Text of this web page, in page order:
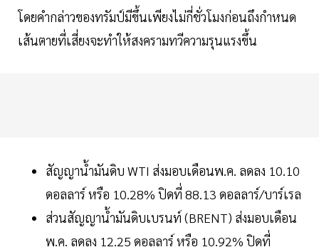
โดยคำกล่าวของทรัมป์มีขึ้นเพียงไม่กี่ชั่วโมงก่อนถึงกำหนด
เส้นตายที่เสี่ยงจะทำให้สงครามทวีความรุนแรงขึ้น
สัญญาน้ำมันดิบ WTI ส่งมอบเดือนพ.ค. ลดลง 10.10
ดอลลาร์ หรือ 10.28% ปิดที่ 88.13 ดอลลาร์/บาร์เรล
ส่วนสัญญาน้ำมันดิบเบรนท์ (BRENT) ส่งมอบเดือน
พ.ค. ลดลง 12.25 ดอลลาร์ หรือ 10.92% ปิดที่